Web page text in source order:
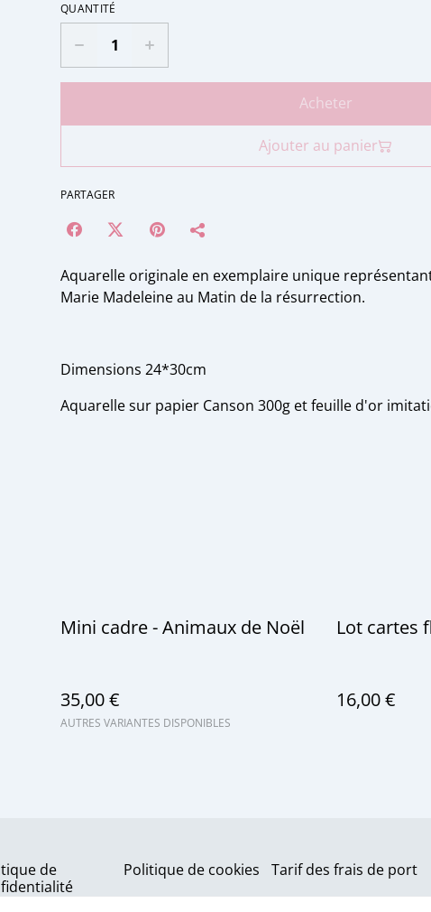
QUANTITÉ
Acheter
Ajouter au panier
PARTAGER
Aquarelle originale en exemplaire unique
Marie Madeleine au Matin de la résurrection.
Dimensions 24*30cm
Aquarelle sur papier Canson 300g et feuille d'or
Mini cadre - Animaux de Noël
35,00 €
AUTRES VARIANTES DISPONIBLES
Lot cartes
16,00 €
de
Politique de cookies Tarif des frais de port